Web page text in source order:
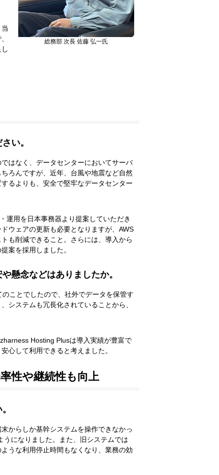
総務部 次長 佐藤 弘一氏
い。
はなく、データセンターにおいてサーバ
ろんですが、近年、台風や地震など自然
るよりも、安全で堅牢なデータセンター
運用を日本事務器より提案していただき
ウェアの更新も必要となりますが、AWS
も削減できること。さらには、導入から
案を採用しました。
懸念などはありましたか。
ことでしたので、社外でデータを保管す
システムも冗長化されていることから、
Hosting Plusは導入実績が豊富で
心して利用できると考えました。
性や継続性も向上
からしか基幹システムを操作できなかっ
になりました。また、旧システムでは
うな利用停止時間もなくなり、業務の効